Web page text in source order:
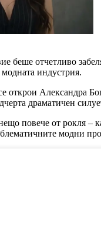
беше отчетливо
индустрия.
открои Александра
драматичен
повече от рокля –
модни